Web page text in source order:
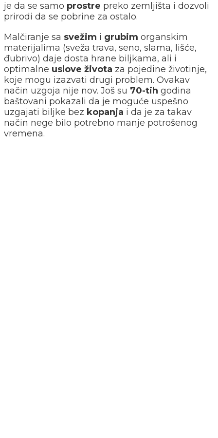
je da se samo prostre preko zemljišta i dozvoli
prirodi da se pobrine za ostalo.
Malčiranje sa svežim i grubim organskim
materijalima (sveža trava, seno, slama, lišće,
đubrivo) daje dosta hrane biljkama, ali i
optimalne uslove života za pojedine životinje,
koje mogu izazvati drugi problem. Ovakav
način uzgoja nije nov. Još su 70-tih godina
baštovani pokazali da je moguće uspešno
uzgajati biljke bez kopanja i da je za takav
način nege bilo potrebno manje potrošenog
vremena.